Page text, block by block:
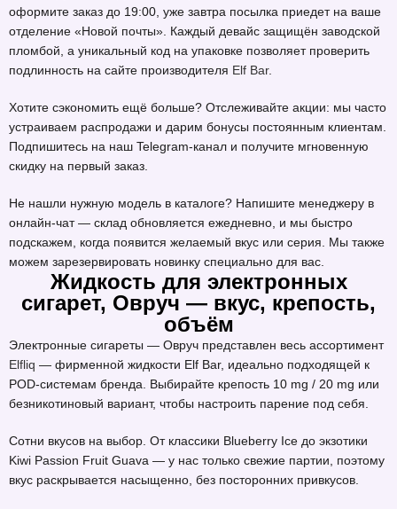
оформите заказ до 19:00, уже завтра посылка приедет на ваше
отделение «Новой почты». Каждый девайс защищён заводской
пломбой, а уникальный код на упаковке позволяет проверить
подлинность на сайте производителя Elf Bar.
Хотите сэкономить ещё больше? Отслеживайте акции: мы часто
устраиваем распродажи и дарим бонусы постоянным клиентам.
Подпишитесь на наш Telegram-канал и получите мгновенную
скидку на первый заказ.
Не нашли нужную модель в каталоге? Напишите менеджеру в
онлайн-чат — склад обновляется ежедневно, и мы быстро
подскажем, когда появится желаемый вкус или серия. Мы также
можем зарезервировать новинку специально для вас.
Жидкость для электронных
сигарет, Овруч — вкус, крепость,
объём
Электронные сигареты — Овруч представлен весь ассортимент
Elfliq — фирменной жидкости Elf Bar, идеально подходящей к
POD-системам бренда. Выбирайте крепость 10 mg / 20 mg или
безникотиновый вариант, чтобы настроить парение под себя.
Сотни вкусов на выбор. От классики Blueberry Ice до экзотики
Kiwi Passion Fruit Guava — у нас только свежие партии, поэтому
вкус раскрывается насыщенно, без посторонних привкусов.